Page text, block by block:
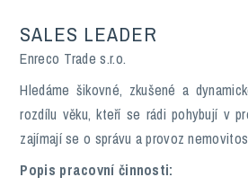
SALES LEADER
Enreco Trade s.r.o.
Hledáme šikovné, zkušené a
rozdílu věku, kteří se rádi pohybují v
zajímají se o správu a provoz
Popis pracovní činnosti: